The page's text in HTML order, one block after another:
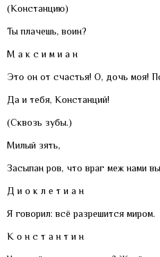
(Констанцию)
Ты плачешь, воин?
М а к с и м и а н
Это он от счастья! О, дочь моя!
Да и тебя, Констанций!
(Сквозь зубы.)
Милый зять,
Засыпан ров, что враг меж нами
Д и о к л е т и а н
Я говорил: всё разрешится миром.
К о н с т а н т и н